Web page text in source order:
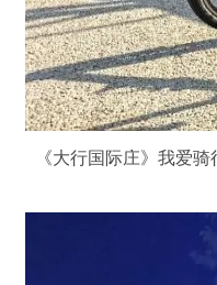
《大行国际庄》我爱